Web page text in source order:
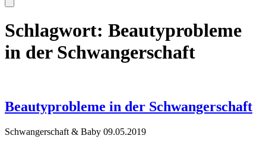
Schlagwort: Beautyprobleme
in der Schwangerschaft
Beautyprobleme in der Schwangerschaft
Schwangerschaft & Baby 09.05.2019